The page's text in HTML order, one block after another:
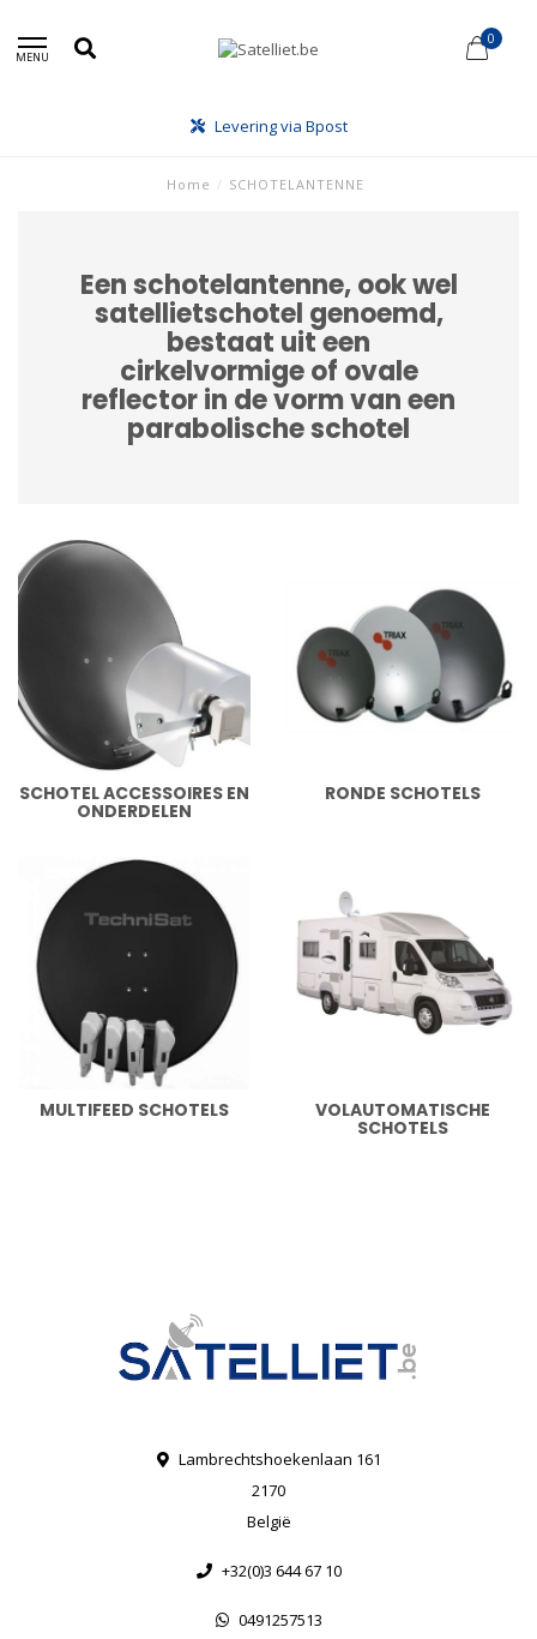
MENU
0
Levering via Bpost
Home / SCHOTELANTENNE
Een schotelantenne, ook wel
satellietschotel genoemd,
bestaat uit een
cirkelvormige of ovale
reflector in de vorm van een
parabolische schotel
SCHOTEL ACCESSOIRES EN
ONDERDELEN
RONDE SCHOTELS
MULTIFEED SCHOTELS VOLAUTOMATISCHE
SCHOTELS
Lambrechtshoekenlaan 161
2170
België
+32(0)3 644 67 10
0491257513